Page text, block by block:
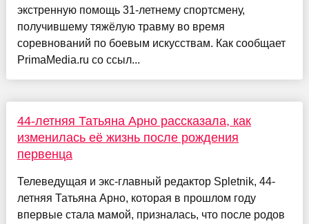
экстренную помощь 31-летнему спортсмену,
получившему тяжёлую травму во время
соревнований по боевым искусствам. Как сообщает
PrimaMedia.ru со ссыл...
44-летняя Татьяна Арно рассказала, как
изменилась её жизнь после рождения
первенца
Телеведущая и экс-главный редактор Spletnik, 44-
летняя Татьяна Арно, которая в прошлом году
впервые стала мамой, призналась, что после родов